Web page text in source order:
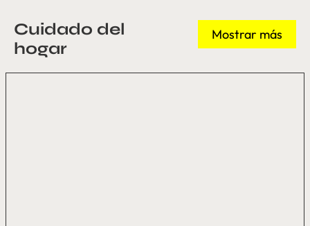
Cuidado del
hogar
Mostrar más